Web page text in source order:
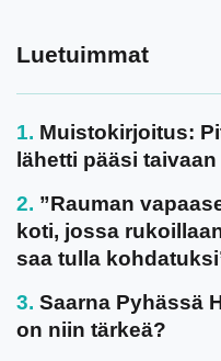
Luetuimmat
Muistokirjoitus:
lähetti pääsi
”Rauman
koti, jossa
saa tulla
Saarna Pyhässä
on niin tärkeä?